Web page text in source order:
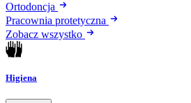
Ortodoncja
Pracownia protetyczna
Zobacz wszystko
Higiena